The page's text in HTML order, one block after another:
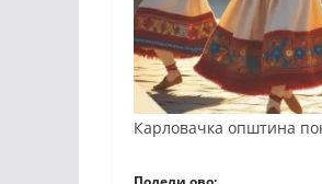
Карловачка општина